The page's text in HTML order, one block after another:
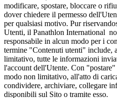
modificare, spostare, bloccare o
dover chiedere il permesso
per qualsiasi motivo. Pur
Utenti, il Panathlon International
responsabile in alcun modo per i
termine "Contenuti utenti" include,
limitativo, tutte le informazioni
l'account dell'Utente. Con
modo non limitativo, all'atto di
condividere, archiviare, collegare
disponibili sul Sito o tramite esso.